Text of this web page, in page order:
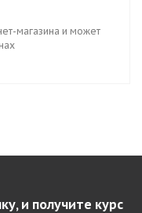
магазина и может
и получите курс